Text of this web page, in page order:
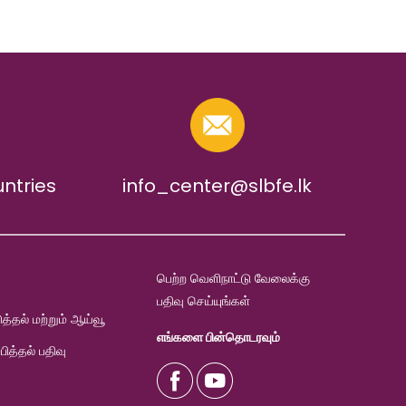
info_center@slbfe.lk
மற்றும் ஆய்வூ
பதிவு
பெற்ற வெளிநாட்டு வேலைக்கு
பதிவு செய்யுங்கள்
எங்களை பின்தொடரவும்